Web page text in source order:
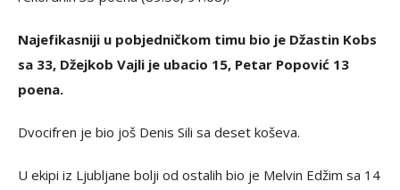
Najefikasniji u pobjedničkom timu bio je Džastin Kobs
sa 33, Džejkob Vajli je ubacio 15, Petar Popović 13
poena.
Dvocifren je bio još Denis Sili sa deset koševa.
U ekipi iz Ljubljane bolji od ostalih bio je Melvin Edžim sa 14